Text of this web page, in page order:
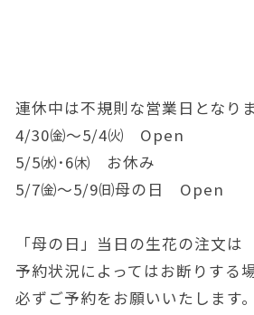
連休中は不規則な営業日となりま
4/30㈮～5/4㈫ Open
5/5㈬･6㈭ お休み
5/7㈮～5/9㈰母の日 Open
「母の日」当日の生花の注文は
予約状況によってはお断りする
必ずご予約をお願いいたします。